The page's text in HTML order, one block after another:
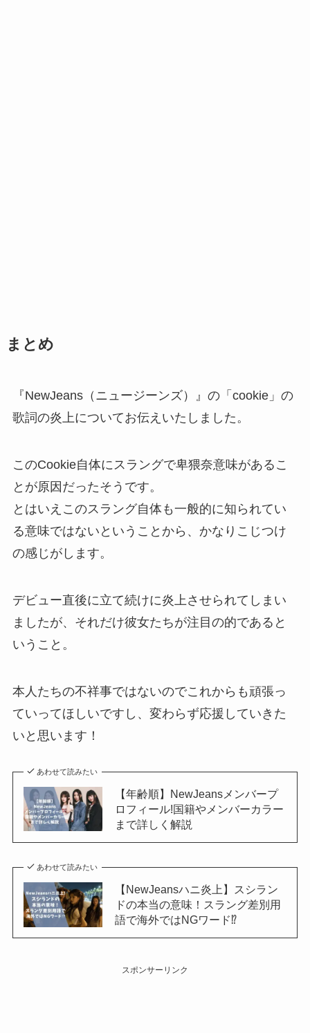
まとめ
『NewJeans（ニュージーンズ）』の「cookie」の
歌詞の炎上についてお伝えいたしました。
このCookie自体にスラングで卑猥奈意味があるこ
とが原因だったそうです。
とはいえこのスラング自体も一般的に知られてい
る意味ではないということから、かなりこじつけ
の感じがします。
デビュー直後に立て続けに炎上させられてしまい
ましたが、それだけ彼女たちが注目の的であると
いうこと。
本人たちの不祥事ではないのでこれからも頑張っ
ていってほしいですし、変わらず応援していきた
いと思います！
あわせて読みたい
【年齢順】NewJeansメンバープ
ロフィール!国籍やメンバーカラー
まで詳しく解説
あわせて読みたい
【NewJeansハニ炎上】スシラン
ドの本当の意味！スラング差別用
語で海外ではNGワード⁉︎
スポンサーリンク